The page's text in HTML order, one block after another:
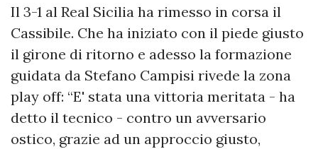
Il 3-1 al Real Sicilia ha rimesso in corsa il
Cassibile. Che ha iniziato con il piede giusto
il girone di ritorno e adesso la formazione
guidata da Stefano Campisi rivede la zona
play off: “E' stata una vittoria meritata - ha
detto il tecnico - contro un avversario
ostico, grazie ad un approccio giusto,